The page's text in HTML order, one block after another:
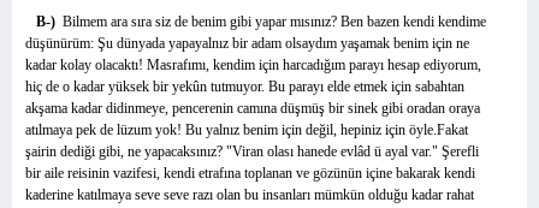
B-) Bilmem ara sıra siz de benim gibi yapar mısınız? Ben bazen kendi kendime
düşünürüm: Şu dünyada yapayalnız bir adam olsaydım yaşamak benim için ne
kadar kolay olacaktı! Masrafımı, kendim için harcadığım parayı hesap ediyorum,
hiç de o kadar yüksek bir yekûn tutmuyor. Bu parayı elde etmek için sabahtan
akşama kadar didinmeye, pencerenin camına düşmüş bir sinek gibi oradan oraya
atılmaya pek de lüzum yok! Bu yalnız benim için değil, hepiniz için öyle.Fakat
şairin dediği gibi, ne yapacaksınız? "Viran olası hanede evlâd ü ayal var." Şerefli
bir aile reisinin vazifesi, kendi etrafına toplanan ve gözünün içine bakarak kendi
kaderine katılmaya seve seve razı olan bu insanları mümkün olduğu kadar rahat